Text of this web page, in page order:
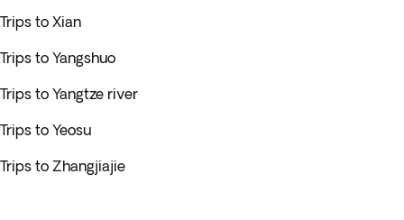
Trips to Xian
Trips to Yangshuo
Trips to Yangtze river
Trips to Yeosu
Trips to Zhangjiajie